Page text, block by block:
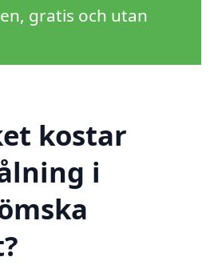
gratis och utan
kostar
i